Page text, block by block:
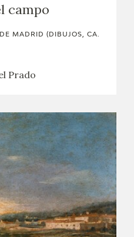
campo
MADRID (DIBUJOS, CA.
Prado